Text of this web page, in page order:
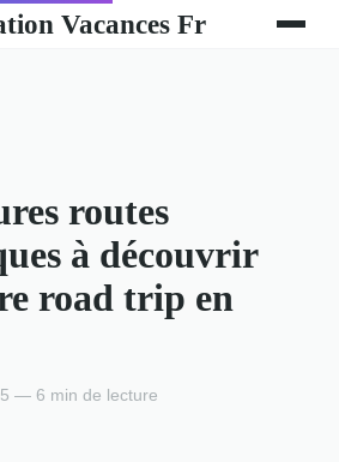
Vacances Fr
routes
à découvrir
road trip en
— 6 min de lecture